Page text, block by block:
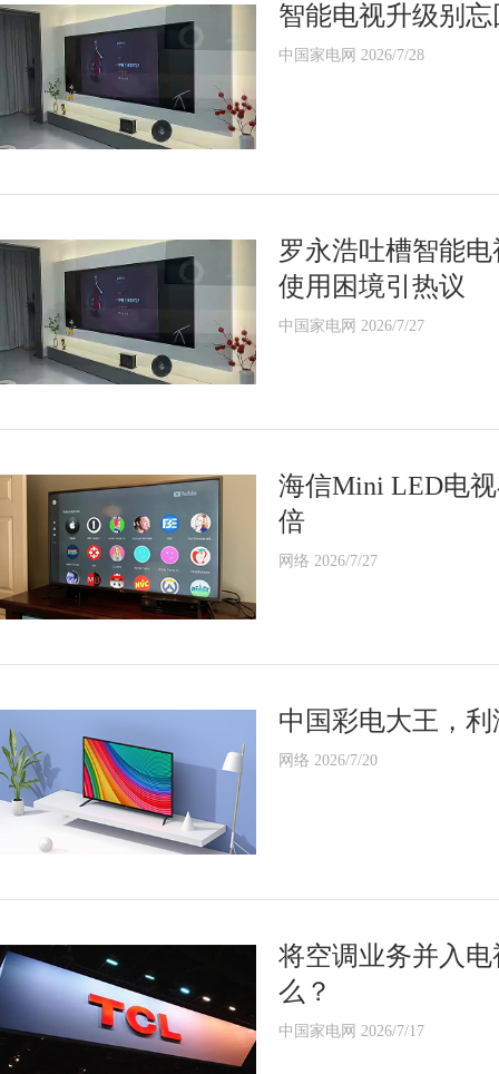
智能电视升级别
中国家电网 2026/7/28
罗永浩吐槽智能
使用困境引热议
中国家电网 2026/7/27
海信Mini LED电
倍
网络 2026/7/27
中国彩电大王，利
网络 2026/7/20
将空调业务并入
么？
中国家电网 2026/7/17